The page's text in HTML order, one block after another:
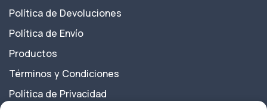
Política de Devoluciones
Política de Envío
Productos
Términos y Condiciones
Política de Privacidad